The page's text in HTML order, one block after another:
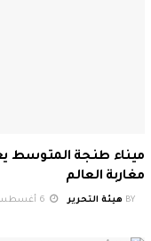
ميناء طنجة المتوسط
مغاربة العالم
BY هيئة التحرير